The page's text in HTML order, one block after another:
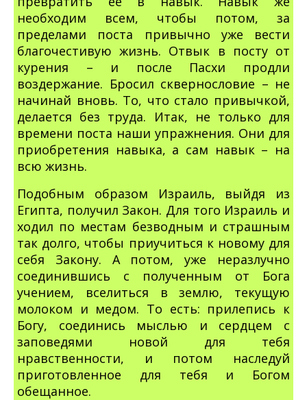
необходим всем, чтобы потом, за
пределами поста привычно уже вести
благочестивую жизнь. Отвык в посту от
курения – и после Пасхи продли
воздержание. Бросил сквернословие – не
начинай вновь. То, что стало привычкой,
делается без труда. Итак, не только для
времени поста наши упражнения. Они для
приобретения навыка, а сам навык – на
всю жизнь.
Подобным образом Израиль, выйдя из
Египта, получил Закон. Для того Израиль и
ходил по местам безводным и страшным
так долго, чтобы приучиться к новому для
себя Закону. А потом, уже неразлучно
соединившись с полученным от Бога
учением, вселиться в землю, текущую
молоком и медом. То есть: прилепись к
Богу, соединись мыслью и сердцем с
заповедями новой для тебя
нравственности, и потом наследуй
приготовленное для тебя и Богом
обещанное.